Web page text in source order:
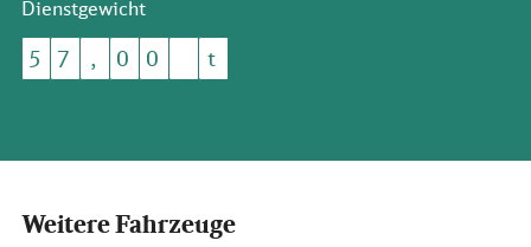
Dienstgewicht
5 7 , 0 0 t
Weitere Fahrzeuge